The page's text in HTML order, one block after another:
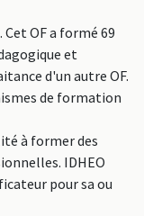
OF a formé 69
et
d'un autre OF.
de formation
à former des
IDHEO
pour sa ou